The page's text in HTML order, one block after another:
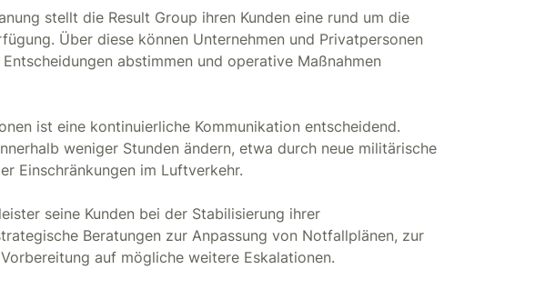
stellt die Result Group ihren Kunden eine rund um die
Über diese können Unternehmen und Privatpersonen
abstimmen und operative Maßnahmen
ist eine kontinuierliche Kommunikation entscheidend.
weniger Stunden ändern, etwa durch neue militärische
Einschränkungen im Luftverkehr.
seine Kunden bei der Stabilisierung ihrer
Beratungen zur Anpassung von Notfallplänen, zur
auf mögliche weitere Eskalationen.